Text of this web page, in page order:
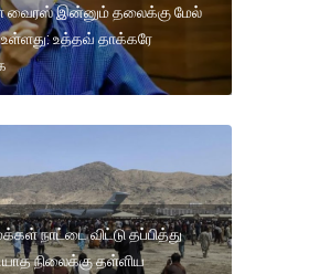
இன்னும் தலைக்கு மேல்
உத்தவ் தாக்கரே
நாட்டை விட்டு தப்பித்து
நிலைக்கு தள்ளிய